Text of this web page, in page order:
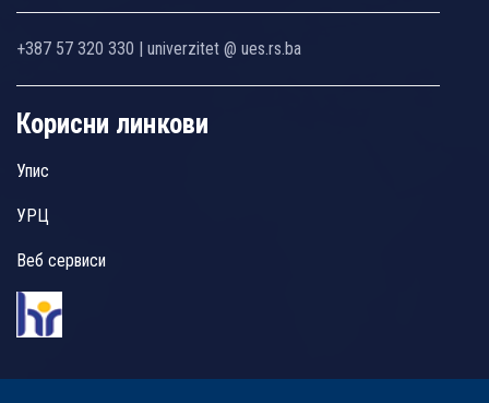
+387 57 320 330 | univerzitet @ ues.rs.ba
Корисни линкови
Упис
УРЦ
Веб сервиси